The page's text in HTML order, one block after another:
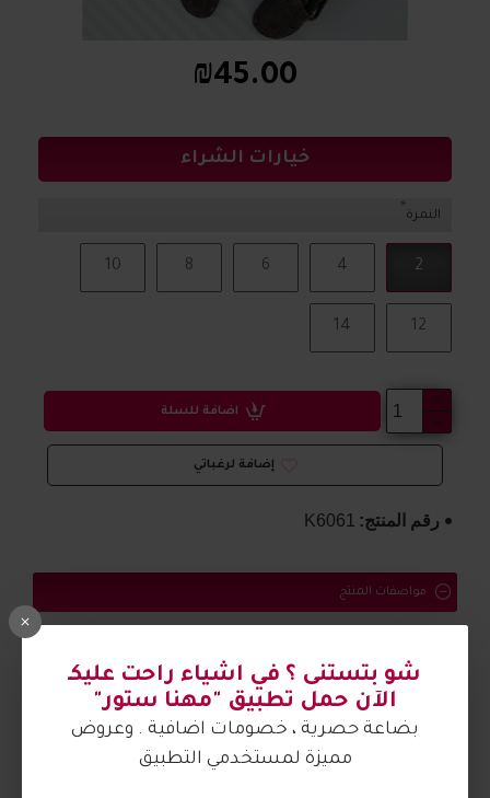
شو بتستنى ؟ في اشياء راحت عليكـ
الآن حمل تطبيق "مهنا ستور"
بضاعة حصرية ، خصومات اضافية . وعروض
مميزة لمستخدمي التطبيق
رقم المنتج: K6061
₪45.00
خيارات الشراء
النمرة
2
4
6
8
10
12
14
اضافة للسلة
إضافة لرغباتي
مواصفات المنتج
الصورة من تصوير مهنا ستور